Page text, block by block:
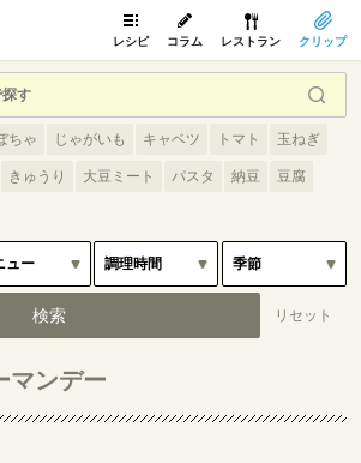
レシピ コラム レストラン クリップ
ちゃ じゃがいも キャベツ トマト 玉ねぎ
きゅうり 大豆ミート パスタ 納豆 豆腐
マンデー